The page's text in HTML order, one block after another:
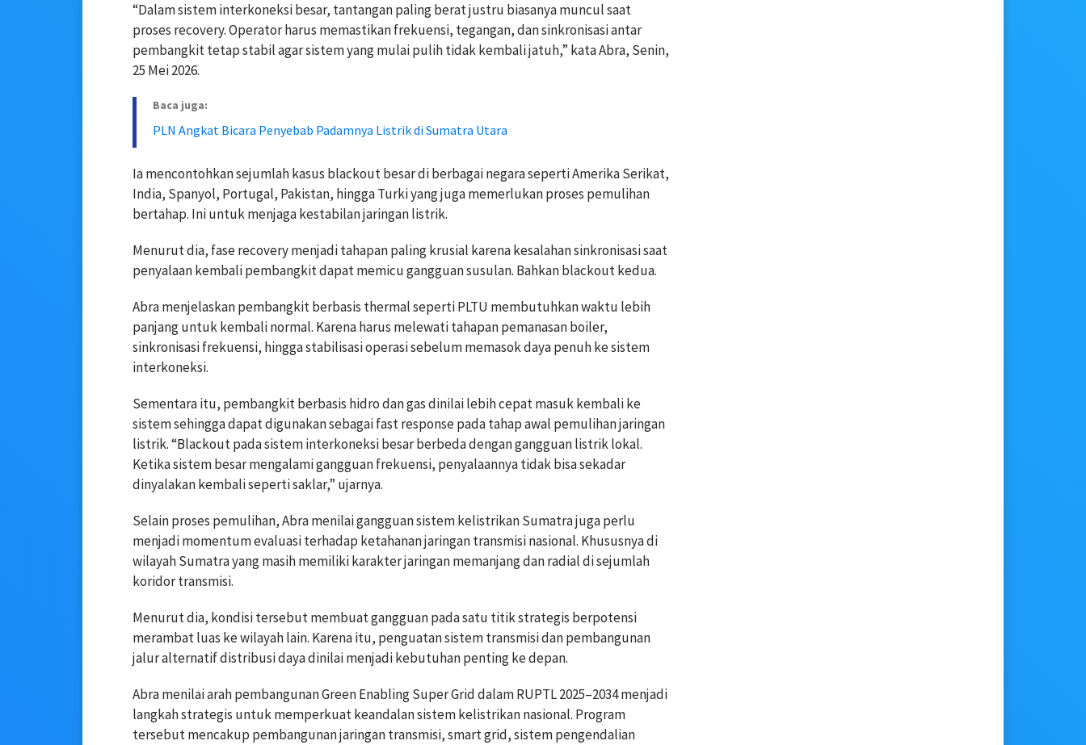
“Dalam sistem interkoneksi besar, tantangan paling berat justru biasanya muncul saat
proses recovery. Operator harus memastikan frekuensi, tegangan, dan sinkronisasi antar
pembangkit tetap stabil agar sistem yang mulai pulih tidak kembali jatuh,” kata Abra, Senin,
25 Mei 2026.
Baca juga:
PLN Angkat Bicara Penyebab Padamnya Listrik di Sumatra Utara
Ia mencontohkan sejumlah kasus blackout besar di berbagai negara seperti Amerika Serikat,
India, Spanyol, Portugal, Pakistan, hingga Turki yang juga memerlukan proses pemulihan
bertahap. Ini untuk menjaga kestabilan jaringan listrik.
Menurut dia, fase recovery menjadi tahapan paling krusial karena kesalahan sinkronisasi saat
penyalaan kembali pembangkit dapat memicu gangguan susulan. Bahkan blackout kedua.
Abra menjelaskan pembangkit berbasis thermal seperti PLTU membutuhkan waktu lebih
panjang untuk kembali normal. Karena harus melewati tahapan pemanasan boiler,
sinkronisasi frekuensi, hingga stabilisasi operasi sebelum memasok daya penuh ke sistem
interkoneksi.
Sementara itu, pembangkit berbasis hidro dan gas dinilai lebih cepat masuk kembali ke
sistem sehingga dapat digunakan sebagai fast response pada tahap awal pemulihan jaringan
listrik. “Blackout pada sistem interkoneksi besar berbeda dengan gangguan listrik lokal.
Ketika sistem besar mengalami gangguan frekuensi, penyalaannya tidak bisa sekadar
dinyalakan kembali seperti saklar,” ujarnya.
Selain proses pemulihan, Abra menilai gangguan sistem kelistrikan Sumatra juga perlu
menjadi momentum evaluasi terhadap ketahanan jaringan transmisi nasional. Khususnya di
wilayah Sumatra yang masih memiliki karakter jaringan memanjang dan radial di sejumlah
koridor transmisi.
Menurut dia, kondisi tersebut membuat gangguan pada satu titik strategis berpotensi
merambat luas ke wilayah lain. Karena itu, penguatan sistem transmisi dan pembangunan
jalur alternatif distribusi daya dinilai menjadi kebutuhan penting ke depan.
Abra menilai arah pembangunan Green Enabling Super Grid dalam RUPTL 2025–2034 menjadi
langkah strategis untuk memperkuat keandalan sistem kelistrikan nasional. Program
tersebut mencakup pembangunan jaringan transmisi, smart grid, sistem pengendalian